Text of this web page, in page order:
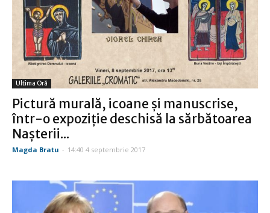
Ultima Oră
Pictură murală, icoane şi manuscrise,
într-o expoziţie deschisă la sărbătoarea
Naşterii...
Magda Bratu - 14:40 4 septembrie 2017